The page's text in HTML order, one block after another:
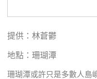
提供：林蒼鬱
地點：珊瑚潭
珊瑚潭或許只是多數人島